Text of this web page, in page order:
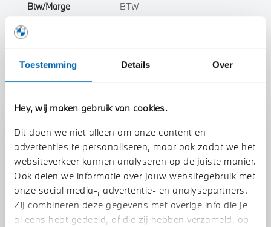
Toestemming Details Over
Hey, wij maken gebruik van cookies.
Dit doen we niet alleen om onze content en
advertenties te personaliseren, maar ook zodat we het
websiteverkeer kunnen analyseren op de juiste manier.
Ook delen we informatie over jouw websitegebruik met
onze social media-, advertentie- en analysepartners.
Zij combineren deze gegevens met overige info die je
al eens hebt gedeeld, of die zij hebben verzameld, op
Uw auto inruilen?
Btw/Marge BTW
Toon alle eigenschappen